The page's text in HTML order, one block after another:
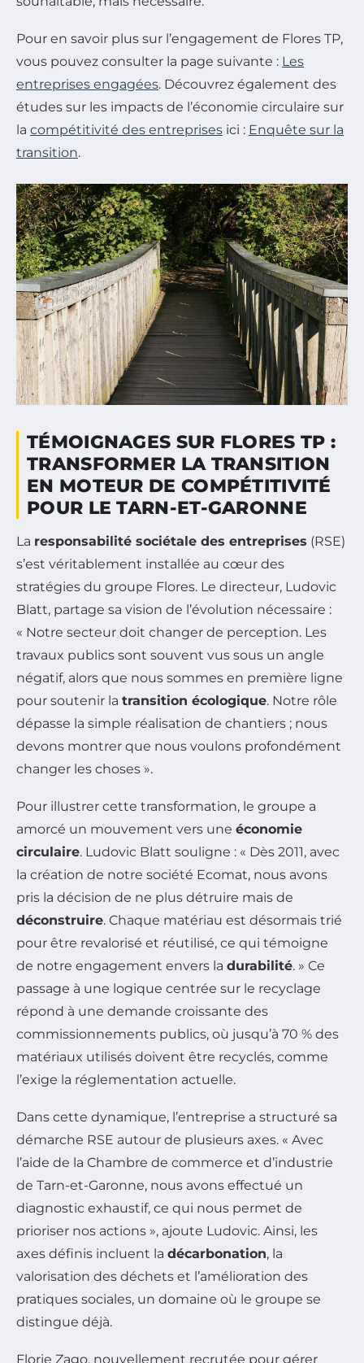
Pour en savoir plus sur l’engagement de Flores TP,
vous pouvez consulter la page suivante : Les
entreprises engagées. Découvrez également des
études sur les impacts de l’économie circulaire sur
la compétitivité des entreprises ici : Enquête sur la
transition.
TÉMOIGNAGES SUR FLORES TP :
TRANSFORMER LA TRANSITION
EN MOTEUR DE COMPÉTITIVITÉ
POUR LE TARN-ET-GARONNE
La responsabilité sociétale des entreprises (RSE)
s’est véritablement installée au cœur des
stratégies du groupe Flores. Le directeur, Ludovic
Blatt, partage sa vision de l’évolution nécessaire :
« Notre secteur doit changer de perception. Les
travaux publics sont souvent vus sous un angle
négatif, alors que nous sommes en première ligne
pour soutenir la transition écologique. Notre rôle
dépasse la simple réalisation de chantiers ; nous
devons montrer que nous voulons profondément
changer les choses ».
Pour illustrer cette transformation, le groupe a
amorcé un mouvement vers une économie
circulaire. Ludovic Blatt souligne : « Dès 2011, avec
la création de notre société Ecomat, nous avons
pris la décision de ne plus détruire mais de
déconstruire. Chaque matériau est désormais trié
pour être revalorisé et réutilisé, ce qui témoigne
de notre engagement envers la durabilité. » Ce
passage à une logique centrée sur le recyclage
répond à une demande croissante des
commissionnements publics, où jusqu’à 70 % des
matériaux utilisés doivent être recyclés, comme
l’exige la réglementation actuelle.
Dans cette dynamique, l’entreprise a structuré sa
démarche RSE autour de plusieurs axes. « Avec
l’aide de la Chambre de commerce et d’industrie
de Tarn-et-Garonne, nous avons effectué un
diagnostic exhaustif, ce qui nous permet de
prioriser nos actions », ajoute Ludovic. Ainsi, les
axes définis incluent la décarbonation, la
valorisation des déchets et l’amélioration des
pratiques sociales, un domaine où le groupe se
distingue déjà.
Florie Zago, nouvellement recrutée pour gérer